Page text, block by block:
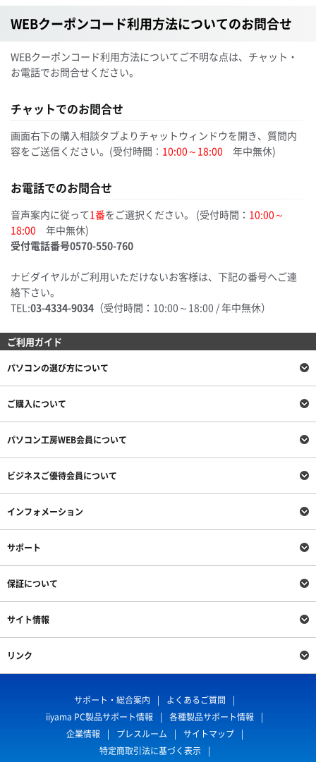
WEBクーポンコード利用方法についてのお問合せ
WEBクーポンコード利用方法についてご不明な点は、チャット・
お電話でお問合せください。
チャットでのお問合せ
画面右下の購入相談タブよりチャットウィンドウを開き、質問内
容をご送信ください。 (受付時間： 10:00～18:00 年中無休)
お電話でのお問合せ
音声案内に従って1番をご選択ください。 (受付時間： 10:00～
18:00 年中無休)
受付電話番号0570-550-760
ナビダイヤルがご利用いただけないお客様は、下記の番号へご連
絡下さい。
TEL:03-4334-9034 （受付時間：10:00～18:00 / 年中無休）
ご利用ガイド
パソコンの選び方について
ご購入について
パソコン工房WEB会員について
ビジネスご優待会員について
インフォメーション
サポート
保証について
サイト情報
リンク
サポート・総合案内
よくあるご質問
iiyama PC製品サポート情報
各種製品サポート情報
企業情報
プレスルーム
サイトマップ
特定商取引法に基づく表示